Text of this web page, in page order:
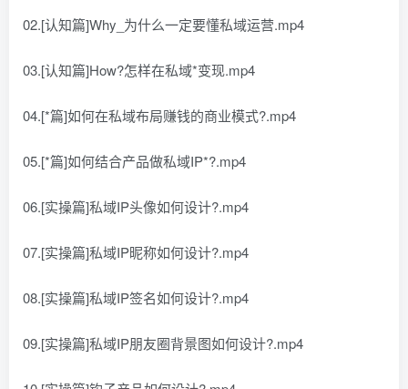
02.[认知篇]Why_为什么一定要懂私域运营.mp4
03.[认知篇]How?怎样在私域*变现.mp4
04.[*篇]如何在私域布局赚钱的商业模式?.mp4
05.[*篇]如何结合产品做私域IP*?.mp4
06.[实操篇]私域IP头像如何设计?.mp4
07.[实操篇]私域IP昵称如何设计?.mp4
08.[实操篇]私域IP签名如何设计?.mp4
09.[实操篇]私域IP朋友圈背景图如何设计?.mp4